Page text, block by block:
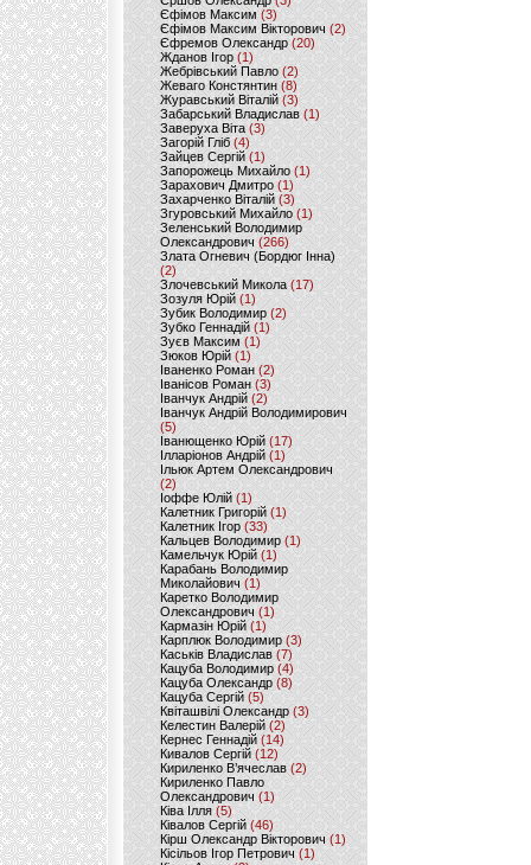
Єфімов Максим (3)
Єфімов Максим Вікторович (2)
Єфремов Олександр (20)
Жданов Ігор (1)
Жебрівський Павло (2)
Жеваго Констянтин (8)
Журавський Віталій (3)
Забарський Владислав (1)
Заверуха Віта (3)
Загорій Гліб (4)
Зайцев Сергій(1)
Запорожець Михайло (1)
Зарахович Дмитро (1)
Захарченко Віталій (3)
Згуровський Михайло (1)
Зеленський Володимир
Олександрович (266)
Злата Огневич (Бордюг Інна)
(2)
Злочевський Микола(17)
Зозуля Юрій (1)
Зубик Володимир (2)
Зубко Геннадій (1)
Зуєв Максим(1)
Зюков Юрій (1)
Іваненко Роман (2)
Іванісов Роман (3)
Іванчук Андрій(2)
Іванчук Андрій Володимирович
(5)
Іванющенко Юрій (17)
Ілларіонов Андрій (1)
Ільюк Артем Олександрович
(2)
Іоффе Юлій (1)
Калетник Григорій(1)
Калетник Ігор (33)
Кальцев Володимир(1)
Камельчук Юрій (1)
Карабань Володимир
Миколайович (1)
Каретко Володимир
Олександрович (1)
Кармазін Юрій(1)
Карплюк Володимир(3)
Каськів Владислав (7)
Кацуба Володимир (4)
Кацуба Олександр (8)
Кацуба Сергій (5)
Квіташвілі Олександр(3)
Келестин Валерій(2)
Кернес Геннадій (14)
Кивалов Сергій (12)
Кириленко В’ячеслав (2)
Кириленко Павло
Олександрович (1)
Ківа Ілля (5)
Ківалов Сергій(46)
Кірш Олександр Вікторович (1)
Кісільов Ігор Петрович (1)